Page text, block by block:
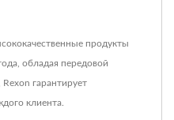
продукты
обладая передовой
гарантирует
клиента.